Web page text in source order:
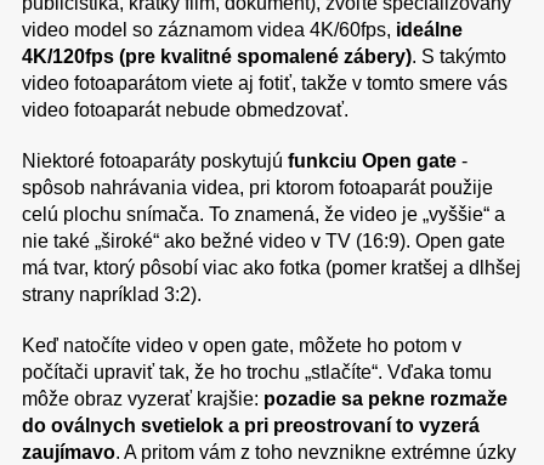
video model so záznamom videa 4K/60fps, ideálne
4K/120fps (pre kvalitné spomalené zábery). S takýmto
video fotoaparátom viete aj fotiť, takže v tomto smere vás
video fotoaparát nebude obmedzovať.
Niektoré fotoaparáty poskytujú funkciu Open gate -
spôsob nahrávania videa, pri ktorom fotoaparát použije
celú plochu snímača. To znamená, že video je „vyššie“ a
nie také „široké“ ako bežné video v TV (16:9). Open gate
má tvar, ktorý pôsobí viac ako fotka (pomer kratšej a dlhšej
strany napríklad 3:2).
Keď natočíte video v open gate, môžete ho potom v
počítači upraviť tak, že ho trochu „stlačíte“. Vďaka tomu
môže obraz vyzerať krajšie: pozadie sa pekne rozmaže
do oválnych svetielok a pri preostrovaní to vyzerá
zaujímavo. A pritom vám z toho nevznikne extrémne úzky